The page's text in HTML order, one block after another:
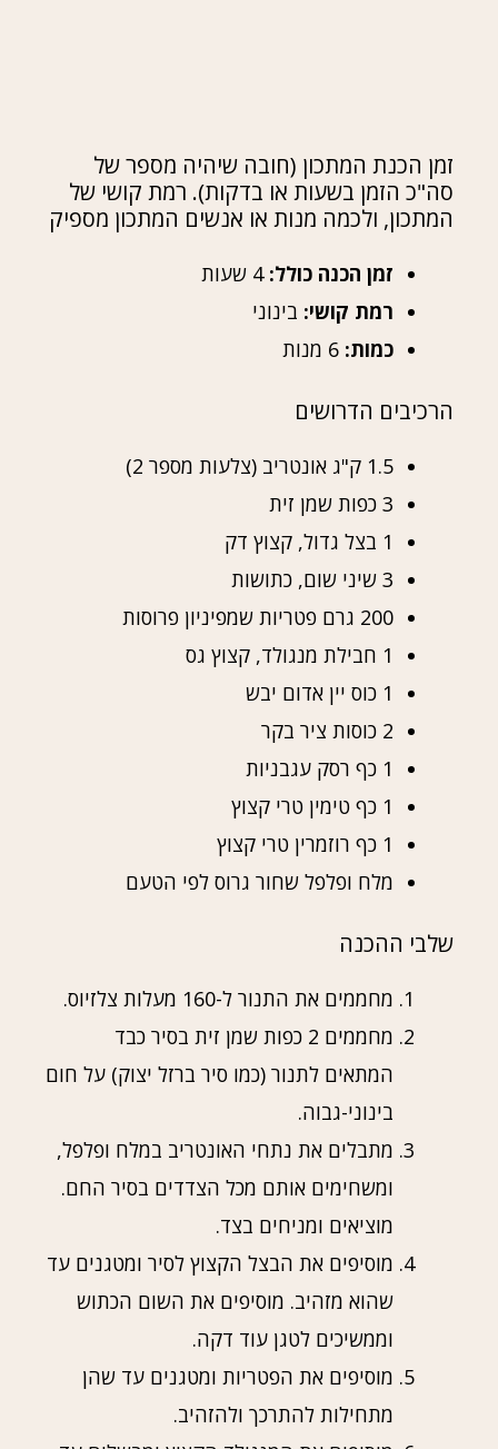
זמן הכנת המתכון (חובה שיהיה מספר של
סה"כ הזמן בשעות או בדקות). רמת קושי של
המתכון, ולכמה מנות או אנשים המתכון מספיק
זמן הכנה כולל: 4 שעות
רמת קושי: בינוני
כמות:
הרכיבים הדרושים
1.5 ק"ג אונטריב (צלעות מספר 2)
3 כפות שמן זית
1 בצל גדול, קצוץ דק
3 שיני שום, כתושות
200 גרם פטריות שמפיניון פרוסות
1 חבילת מנגולד, קצוץ גס
1 כוס יין אדום יבש
2 כוסות ציר בקר
1 כף רסק עגבניות
1 כף טימין טרי קצוץ
1 כף רוזמרין טרי קצוץ
מלח ופלפל שחור גרוס לפי הטעם
שלבי ההכנה
מחממים את התנור ל-160 מעלות צלזיוס.
מחממים 2 כפות שמן זית בסיר כבד
המתאים לתנור (כמו סיר ברזל יצוק) על חום
בינוני-גבוה.
מתבלים את נתחי האונטריב במלח ופלפל,
ומשחימים אותם מכל הצדדים בסיר החם.
מוציאים ומניחים בצד.
מוסיפים את הבצל הקצוץ לסיר ומטגנים עד
שהוא מזהיב. מוסיפים את השום הכתוש
וממשיכים לטגן עוד דקה.
מוסיפים את הפטריות ומטגנים עד שהן
מתחילות להתרכך ולהזהיב.